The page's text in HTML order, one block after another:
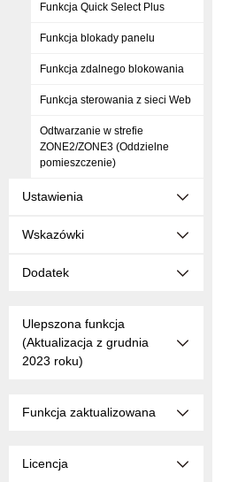
Funkcja Quick Select Plus
Funkcja blokady panelu
Funkcja zdalnego blokowania
Funkcja sterowania z sieci Web
Odtwarzanie w strefie
ZONE2/ZONE3 (Oddzielne
pomieszczenie)
Ustawienia
Wskazówki
Dodatek
Ulepszona funkcja
(Aktualizacja z grudnia
2023 roku)
Funkcja zaktualizowana
Licencja